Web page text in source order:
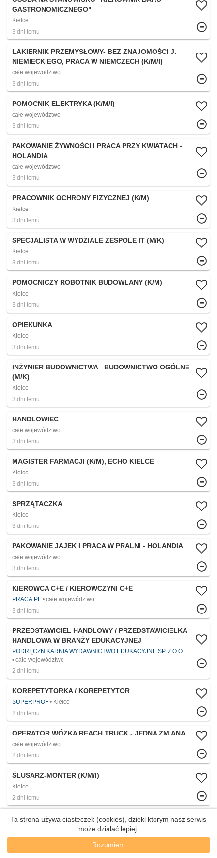
GASTRONOMICZNEGO"
Kielce
3 dni temu
LAKIERNIK PRZEMYSŁOWY- BEZ ZNAJOMOŚCI J.
NIEMIECKIEGO, PRACA W NIEMCZECH (K/M/I)
całe województwo
3 dni temu
POMOCNIK ELEKTRYKA (K/M/I)
całe województwo
3 dni temu
PAKOWANIE ŻYWNOŚCI I PRACA PRZY KWIATACH -
HOLANDIA
całe województwo
3 dni temu
PRACOWNIK OCHRONY FIZYCZNEJ (K/M)
Kielce
3 dni temu
SPECJALISTA W WYDZIALE ZESPOLE IT (M/K)
Kielce
3 dni temu
POMOCNICZY ROBOTNIK BUDOWLANY (K/M)
Kielce
3 dni temu
OPIEKUNKA
Kielce
3 dni temu
INŻYNIER BUDOWNICTWA - BUDOWNICTWO OGÓLNE
(M/K)
Kielce
3 dni temu
HANDLOWIEC
całe województwo
3 dni temu
MAGISTER FARMACJI (K/M), ECHO KIELCE
Kielce
3 dni temu
SPRZĄTACZKA
Kielce
3 dni temu
PAKOWANIE JAJEK I PRACA W PRALNI - HOLANDIA
całe województwo
3 dni temu
KIEROWCA C+E / KIEROWCZYNI C+E
PRACA.PL
całe województwo
3 dni temu
PRZEDSTAWICIEL HANDLOWY / PRZEDSTAWICIELKA
HANDLOWA W BRANŻY EDUKACYJNEJ
PODRĘCZNIKARNIA WYDAWNICTWO EDUKACYJNE SP. Z O.O.
całe województwo
2 dni temu
KOREPETYTORKA / KOREPETYTOR
SUPERPROF
Kielce
2 dni temu
OPERATOR WÓZKA REACH TRUCK - JEDNA ZMIANA
całe województwo
2 dni temu
ŚLUSARZ-MONTER (K/M/I)
Kielce
2 dni temu
KASJER SPRZEDAWCA (K/M/I)
Ta strona używa ciasteczek (cookies), dzięki którym nasz serwis
może działać lepiej.
Rozumiem